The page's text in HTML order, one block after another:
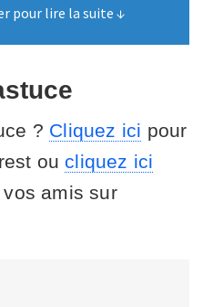
pour lire la suite ↓
? Cliquez ici pour
ou cliquez ici
amis sur